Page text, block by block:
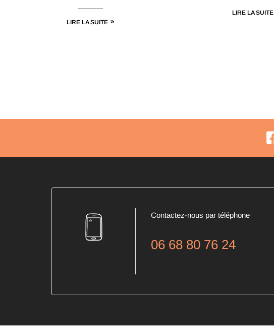
LIRE LA SUITE
LIRE LA SUITE
Contactez-nous par téléphone
06 68 80 76 24